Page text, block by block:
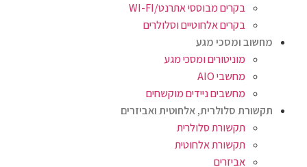
בקרים מבוססי אתרנט/WI-FI
בקרים אלחוטיים וסלולרים
מחשוב ומסכי מגע
מוניטורים ומסכי מגע
מחשבי AIO
מחשבים ניידים מוקשחים
תקשורת סלולרית, אלחוטית ואביזרים
תקשורת סלולרית
תקשורת אלחוטית
אביזרים